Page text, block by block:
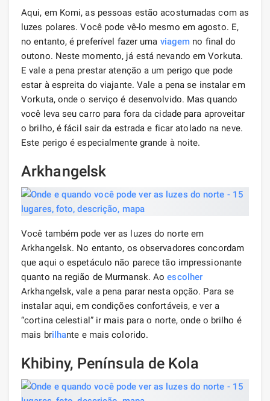
Aqui, em Komi, as pessoas estão acostumadas com as
luzes polares. Você pode vê-lo mesmo em agosto. E,
no entanto, é preferível fazer uma viagem no final do
outono. Neste momento, já está nevando em Vorkuta.
E vale a pena prestar atenção a um perigo que pode
estar à espreita do viajante. Vale a pena se instalar em
Vorkuta, onde o serviço é desenvolvido. Mas quando
você leva seu carro para fora da cidade para aproveitar
o brilho, é fácil sair da estrada e ficar atolado na neve.
Este perigo é especialmente grande à noite.
Arkhangelsk
Você também pode ver as luzes do norte em
Arkhangelsk. No entanto, os observadores concordam
que aqui o espetáculo não parece tão impressionante
quanto na região de Murmansk. Aoescolher
Arkhangelsk, vale a pena parar nesta opção. Para se
instalar aqui, em condições confortáveis, e ver a
“cortina celestial” ir mais para o norte, onde o brilho é
mais brilhante e mais colorido.
Khibiny, Península de Kola